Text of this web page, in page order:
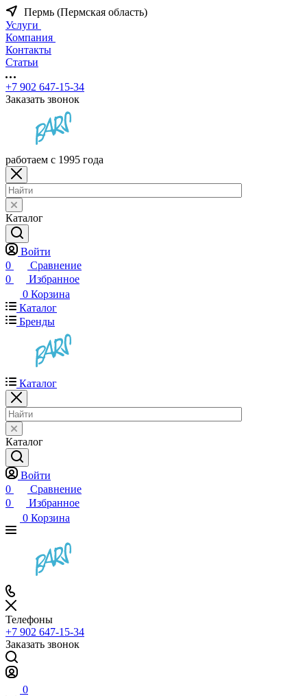
Пермь (Пермская область)
Услуги
Компания
Контакты
Статьи
+7 902 647-15-34
Заказать звонок
работаем с 1995 года
Каталог
Войти
0
Сравнение
0
Избранное
0 Корзина
Каталог
Бренды
Каталог
Каталог
Войти
0
Сравнение
0
Избранное
0 Корзина
Телефоны
+7 902 647-15-34
Заказать звонок
0